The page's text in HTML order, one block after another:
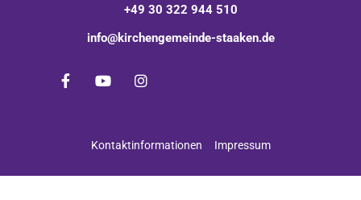
+49 30 322 944 510
info@kirchengemeinde-staaken.de
Kontaktinformationen Impressum